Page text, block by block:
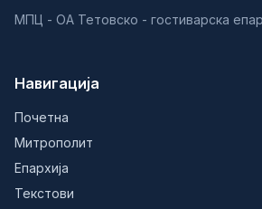
МПЦ - ОА Тетовско - гостиварска
Навигација
Почетна
Митрополит
Епархија
Текстови